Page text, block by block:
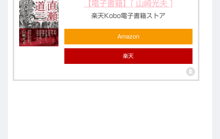
【電子書籍】[ 山崎光夫 ]
楽天Kobo電子書籍ストア
Amazon
楽天